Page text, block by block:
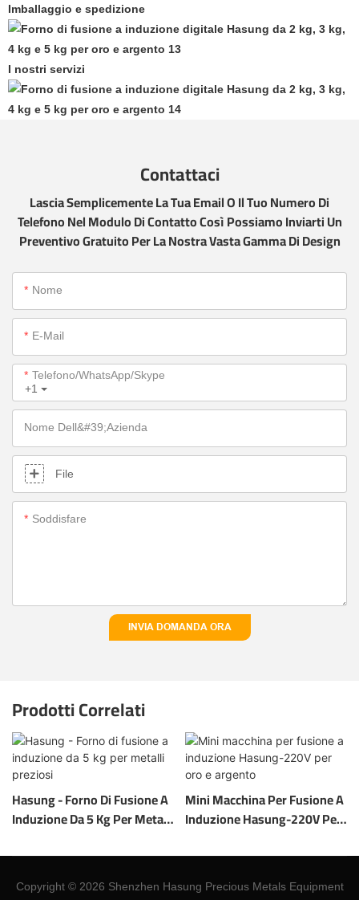
Imballaggio e spedizione
I nostri servizi
Contattaci
Lascia Semplicemente La Tua Email O Il Tuo Numero Di
Telefono Nel Modulo Di Contatto Così Possiamo Inviarti Un
Preventivo Gratuito Per La Nostra Vasta Gamma Di Design
Nome
E-Mail
+1
Telefono/WhatsApp/Skype
Nome Dell&#39;azienda
File
Soddisfare
INVIA DOMANDA ORA
Prodotti Correlati
Hasung - Forno Di Fusione A
Induzione Da 5 Kg Per Metalli
Mini Macchina Per Fusione A
Induzione Hasung-220V Per
Copyright © 2026 Shenzhen Hasung Precious Metals Equipment